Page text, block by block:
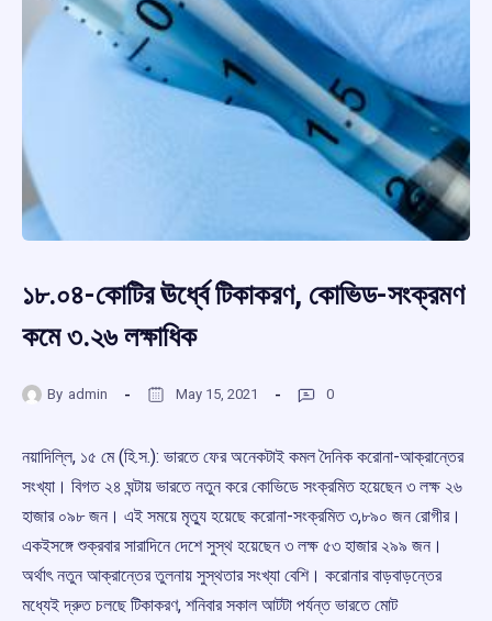
১৮.০৪-কোটির ঊর্ধ্বে টিকাকরণ, কোভিড-সংক্রমণ
কমে ৩.২৬ লক্ষাধিক
By admin May 15, 2021 0
নয়াদিল্লি, ১৫ মে (হি.স.): ভারতে ফের অনেকটাই কমল দৈনিক করোনা-আক্রান্তের
সংখ্যা। বিগত ২৪ ঘন্টায় ভারতে নতুন করে কোভিডে সংক্রমিত হয়েছেন ৩ লক্ষ ২৬
হাজার ০৯৮ জন। এই সময়ে মৃত্যু হয়েছে করোনা-সংক্রমিত ৩,৮৯০ জন রোগীর।
একইসঙ্গে শুক্রবার সারাদিনে দেশে সুস্থ হয়েছেন ৩ লক্ষ ৫৩ হাজার ২৯৯ জন।
অর্থাৎ নতুন আক্রান্তের তুলনায় সুস্থতার সংখ্যা বেশি। করোনার বাড়বাড়ন্তের
মধ্যেই দ্রুত চলছে টিকাকরণ, শনিবার সকাল আটটা পর্যন্ত ভারতে মোট